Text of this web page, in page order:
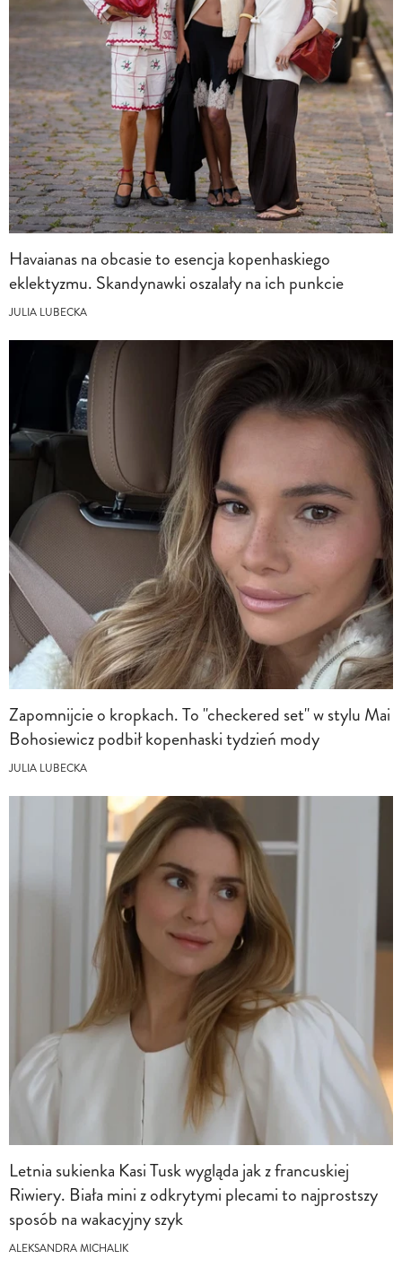
Havaianas na obcasie to esencja kopenhaskiego
eklektyzmu. Skandynawki oszalały na ich punkcie
JULIA LUBECKA
Zapomnijcie o kropkach. To "checkered set" w stylu Mai
Bohosiewicz podbił kopenhaski tydzień mody
JULIA LUBECKA
Letnia sukienka Kasi Tusk wygląda jak z francuskiej
Riwiery. Biała mini z odkrytymi plecami to najprostszy
sposób na wakacyjny szyk
ALEKSANDRA MICHALIK